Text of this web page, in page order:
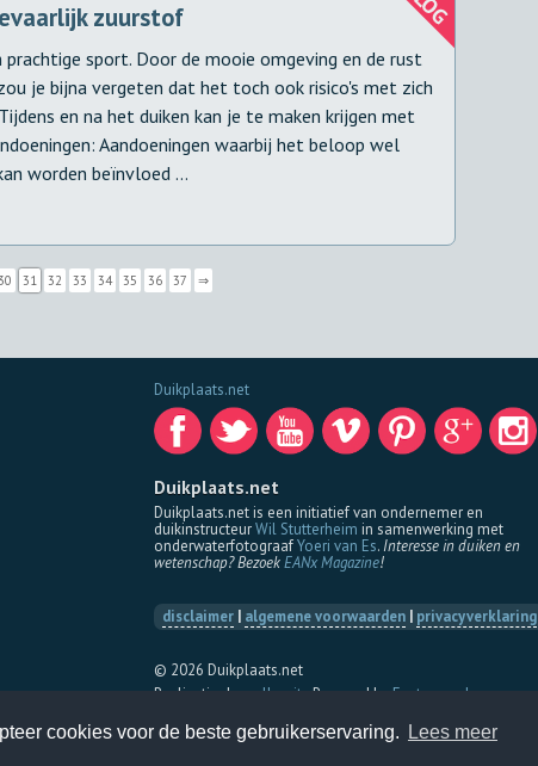
cookies voor de beste gebruikerservaring. Lees meer
zuurstof
prachtige sport. Door de mooie omgeving en de rust
je bijna vergeten dat het toch ook risico's met zich
en na het duiken kan je te maken krijgen met
Aandoeningen waarbij het beloop wel
worden beïnvloed ...
31 32 33 34 35 36 37 ⇒
Duikplaats.net
Duikplaats.net
Duikplaats.net is een initiatief van ondernemer en
duikinstructeurWil Stutterheim in samenwerking met
onderwaterfotograafYoeri van Es. Interesse in duiken en
wetenschap? BezoekEANx Magazine!
disclaimer | algemene voorwaarden | privacyverklaring
© 2026 Duikplaats.net
Realisatie doordJazzit- Powered byEastground